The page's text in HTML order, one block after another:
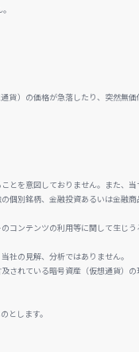
貨）の価格が急落したり、突然無
とを意図しておりません。また、
個別銘柄、金融投資あるいは金融
コンテンツの利用等に関して生じ
社の見解、分析ではありません。
されている暗号資産（仮想通貨）
とします。